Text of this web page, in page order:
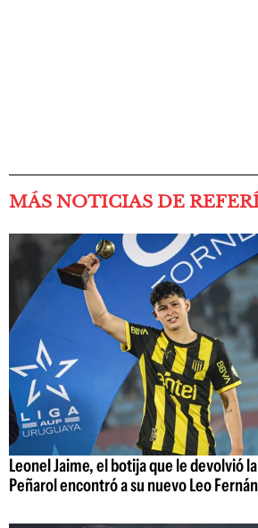
MÁS NOTICIAS DE
Leonel Jaime, el botija que le devolvió
Peñarol encontró a su nuevo Leo